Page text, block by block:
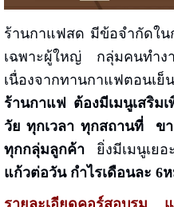
ร้านกาแฟสด มีข้อจำกัดใ
เฉพาะผู้ใหญ่ กลุ่มคนทำง
เนื่องจากทานกาแฟตอน
ร้านกาแฟ ต้องมีเมนูเสริม
วัย ทุกเวลา ทุกสถานที่
ข
ทุกกลุ่มลูกค้า
ยิ่งมีเมนูเย
แก้วต่อวัน กำไรเดือนละ 6